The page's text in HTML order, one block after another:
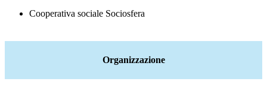
Cooperativa sociale Sociosfera
Organizzazione